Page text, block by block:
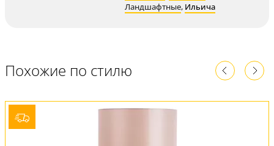
Ландшафтные, Ильича
Похожие по стилю